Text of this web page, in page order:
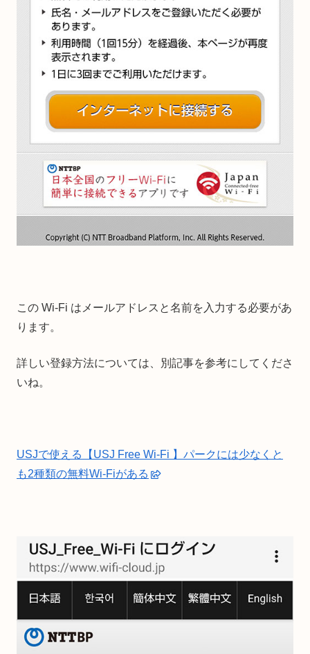
この Wi-Fi はメールアドレスと名前を入力する必要があ
ります。
詳しい登録方法については、別記事を参考にしてくださ
いね。
USJで使える【USJ Free Wi-Fi 】パークには少なくと
も2種類の無料Wi-Fiがある